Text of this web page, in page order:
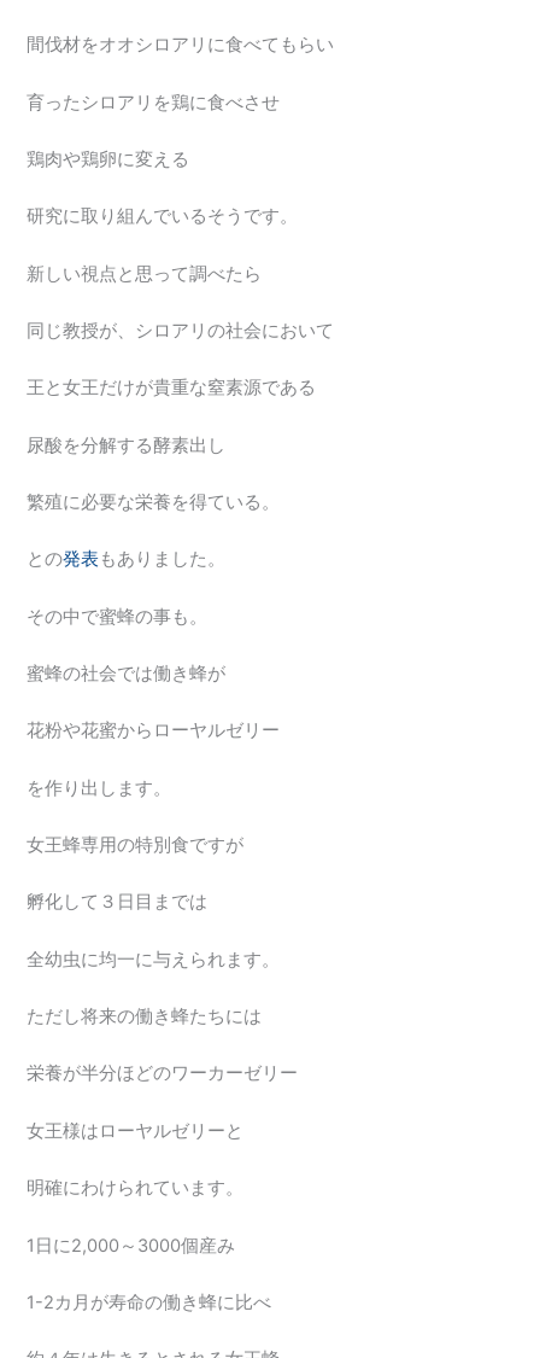
間伐材をオオシロアリに食べてもらい
育ったシロアリを鶏に食べさせ
鶏肉や鶏卵に変える
研究に取り組んでいるそうです。
新しい視点と思って調べたら
同じ教授が、シロアリの社会において
王と女王だけが貴重な窒素源である
尿酸を分解する酵素出し
繁殖に必要な栄養を得ている。
との発表もありました。
その中で蜜蜂の事も。
蜜蜂の社会では働き蜂が
花粉や花蜜からローヤルゼリー
を作り出します。
女王蜂専用の特別食ですが
孵化して３日目までは
全幼虫に均一に与えられます。
ただし将来の働き蜂たちには
栄養が半分ほどのワーカーゼリー
女王様はローヤルゼリーと
明確にわけられています。
1日に2,000～3000個産み
1-2カ月が寿命の働き蜂に比べ